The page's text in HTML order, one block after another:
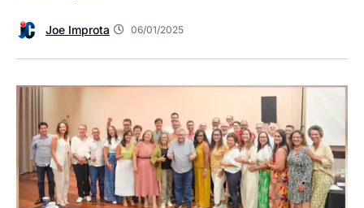
Joe Improta 06/01/2025